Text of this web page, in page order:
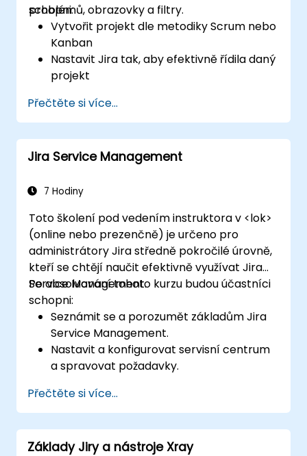
problémů, obrazovky a filtry.
schopni:
Vytvořit projekt dle metodiky Scrum nebo
Kanban
Nastavit Jira tak, aby efektivně řídila daný
projekt
projektu
Vytvořit potřebné obrazovky pro
zpracování jednotlivých typů problémů
Sestavit pracovní postupy a tabulky a
Provádět základní i pokročilé vyhledávání
Tvořit a vyhodnocovat reporty potřebné
pro tým i vedení
Přečtěte si více...
Jira Service Management
7 Hodiny
Toto školení pod vedením instruktora v <lok>
(online nebo prezenčně) je určeno pro
administrátory Jira středně pokročilé úrovně,
kteří se chtějí naučit efektivně využívat Jira
Service Management.
Po absolvování tohoto kurzu budou účastníci
schopni:
Seznámit se a porozumět základům Jira
Service Management.
Nastavit a konfigurovat servisní centrum
a spravovat požadavky.
Service Management a jeho integracemi.
Přečtěte si více...
Základy Jiry a nástroje Xray